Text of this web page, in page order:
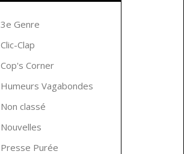
3e Genre
Clic-Clap
Cop's Corner
Humeurs Vagabondes
Non classé
Nouvelles
Presse Purée